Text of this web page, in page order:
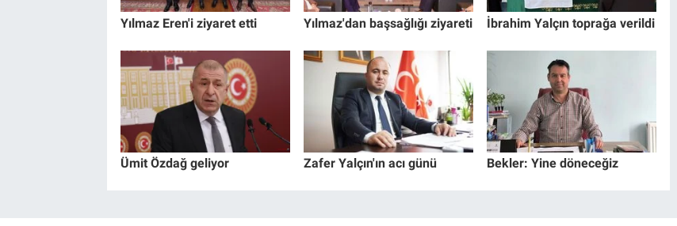
Yılmaz Eren'i ziyaret etti Yılmaz'dan başsağlığı ziyareti İbrahim Yalçın toprağa verildi
Ümit Özdağ geliyor Zafer Yalçın'ın acı günü Bekler: Yine döneceğiz